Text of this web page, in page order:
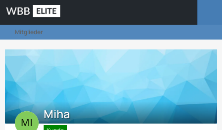
Mitglieder
Miha